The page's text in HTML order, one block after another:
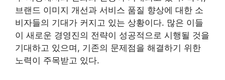
브랜드 이미지 개선과 서비스 품질 향상에 대한 소
비자들의 기대가 커지고 있는 상황이다. 많은 이들
이 새로운 경영진의 전략이 성공적으로 시행될 것을
기대하고 있으며, 기존의 문제점을 해결하기 위한
노력이 주목받고 있다.